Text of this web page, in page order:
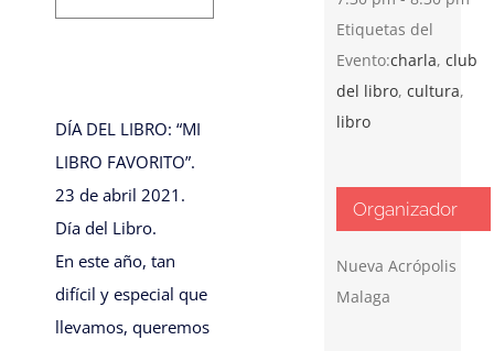
DÍA DEL LIBRO: “MI
LIBRO FAVORITO”.
23 de abril 2021.
Día del Libro.
En este año, tan
difícil y especial que
llevamos, queremos
Etiquetas del
Evento:charla,club
del libro,cultura,
libro
Organizador
Nueva Acrópolis
Malaga